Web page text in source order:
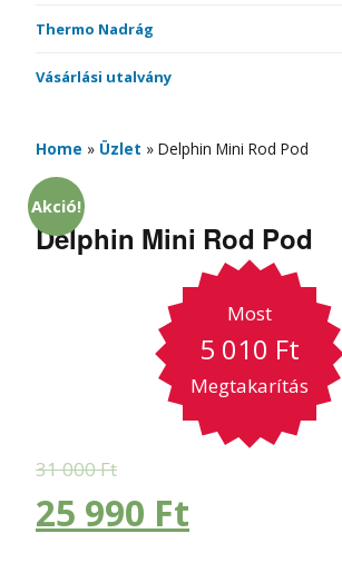
Thermo Nadrág
Vásárlási utalvány
Home » Üzlet » Delphin Mini Rod Pod
Akció!
Delphin Mini Rod Pod
Most
5 010 Ft
Megtakarítás
31 000Ft
25 990 Ft